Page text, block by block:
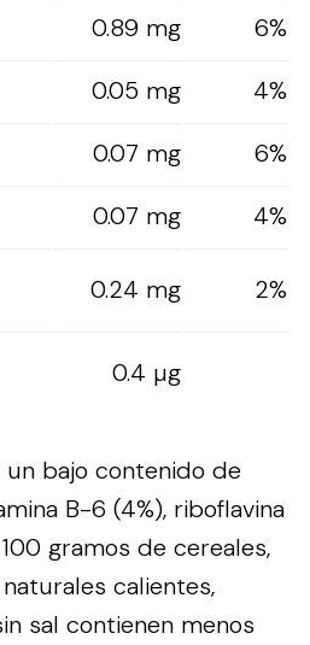
0.89 mg
6%
0.05 mg
4%
0.07 mg
6%
0.07 mg
4%
0.24 mg 2%
0.4 µg
bajo contenido de
B-6 (4%), riboflavina
gramos de cereales,
calientes,
sal contienen menos